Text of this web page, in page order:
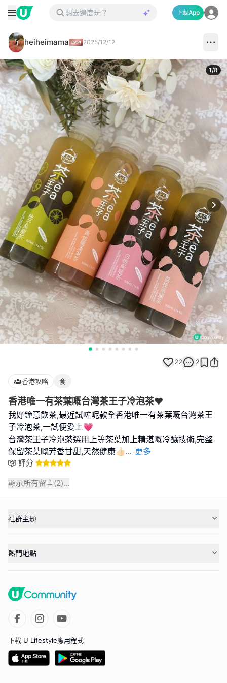
下載App
heiheimama 2025/12/12
1/8
22 2
香港攻略 食
香港唯一有茶葉嘅台灣茶王子冷泡茶❤️
我好鐘意飲茶,最近試咗呢款全香港唯一有茶葉嘅台灣茶王
子冷泡茶,一試便愛上💗
台灣茶王子冷泡茶選用上等茶葉加上精湛嘅冷釀技術,完整
保留茶葉嘅芳香甘甜,天然健康👍🏻... 更多
評分
顯示所有留言(2)...
社群主題
熱門地點
下載 U Lifestyle應用程式